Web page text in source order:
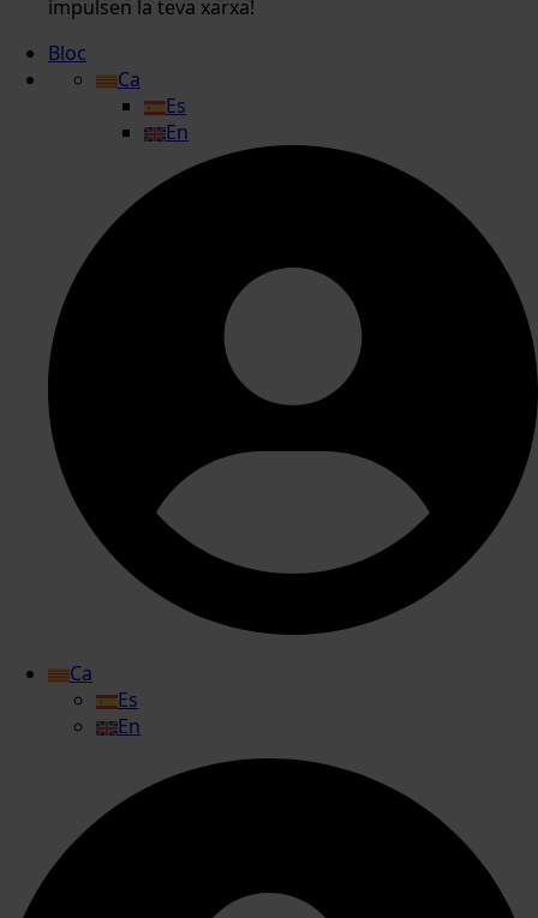
impulsen la teva xarxa!
Bloc
Ca
Es
En
Ca
Es
En